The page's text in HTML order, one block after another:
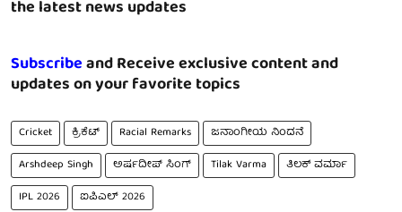
the latest news updates
Subscribeand Receive exclusive content and
updates on your favorite topics
Cricket ಕ್ರಿಕೆಟ್ Racial Remarks
ಜನಾಂಗೀಯ ನಿಂದನೆ
Arshdeep Singh
ಅರ್ಷದೀಪ್ ಸಿಂಗ್ Tilak Varma
ತಿಲಕ್ ವರ್ಮಾ
IPL 2026
ಐಪಿಎಲ್ 2026